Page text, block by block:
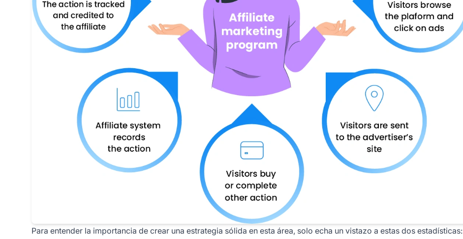
Para entender la importancia de crear una estrategia sólida en esta área, solo echa un vistazo a estas dos estadísticas: